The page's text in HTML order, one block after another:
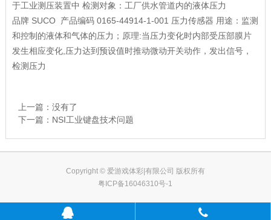
于工业测压装置中 检测对象：工厂供水管道内的液体压力
品牌 SUCO 产品编码 0165-44914-1-001 压力传感器 用途：监测
和控制的液体和气体的压力；原理:当压力变化时内部受压部膜片
发生相应变化,压力达到预设值时推动微动开关动作，发出信号，
检测压力
上一篇：没有了
下一篇： NSI工业键盘技术问题
Copyright © 爱游戏体彩|有限公司 版权所有
粤ICP备16046310号-1